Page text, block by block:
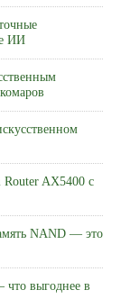
ИИ
Router AX5400 с
NAND — это
что выгоднее в